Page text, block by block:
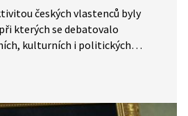
českých vlastenců byly
kterých se debatovalo
kulturních i politických
rozpravy Tyla s Havlíčkem je
dojde i na deklamování